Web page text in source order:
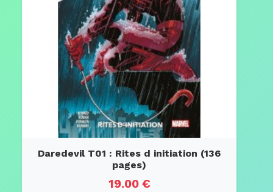
Daredevil T01 : Rites d initiation (136
pages)
19.00 €